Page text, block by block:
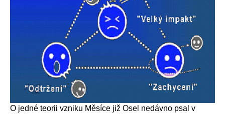
O jedné teorii vzniku Měsíce již Osel nedávno psal v